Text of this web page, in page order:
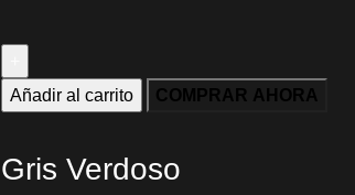
Añadir al carrito COMPRAR AHORA
Gris Verdoso